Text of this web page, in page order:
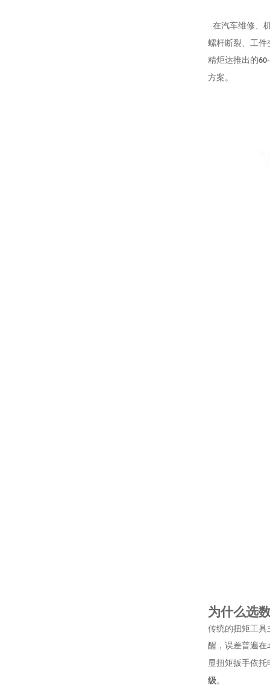
在汽车维修、
螺杆断裂、工件
精炬达推出的
方案。
为什么选
传统的扭矩工具
醒，误差普遍在
显扭矩扳手依
级。